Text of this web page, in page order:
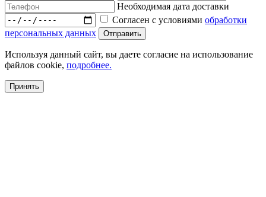
Необходимая дата доставки
Согласен с условиями обработки
персональных данных
Используя данный сайт, вы даете согласие на использование
файлов cookie, подробнее.
Принять